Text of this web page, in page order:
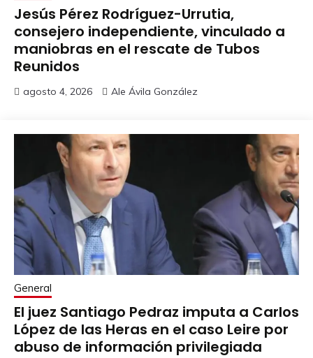
Jesús Pérez Rodríguez-Urrutia,
consejero independiente, vinculado a
maniobras en el rescate de Tubos
Reunidos
agosto 4, 2026 Ale Ávila González
General
El juez Santiago Pedraz imputa a Carlos
López de las Heras en el caso Leire por
abuso de información privilegiada